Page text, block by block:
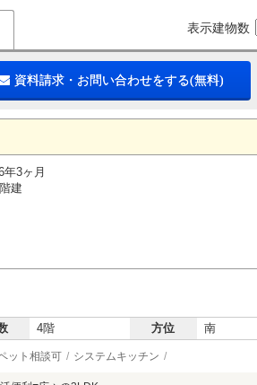
表示建物数
資料請求・お問い合わせをする(無料)
年3ヶ月
建
4階 方位 南
ット相談可 システムキッチン